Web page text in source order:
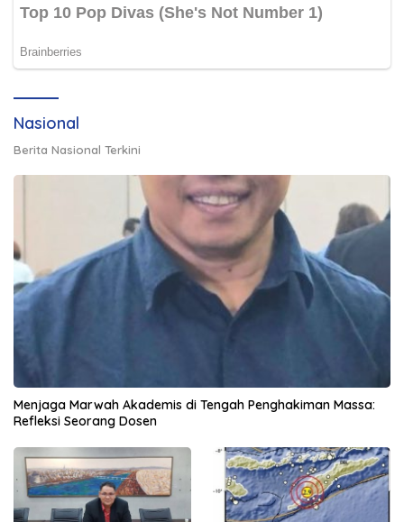
Nasional
Berita Nasional Terkini
Menjaga Marwah Akademis di Tengah Penghakiman Massa:
Refleksi Seorang Dosen